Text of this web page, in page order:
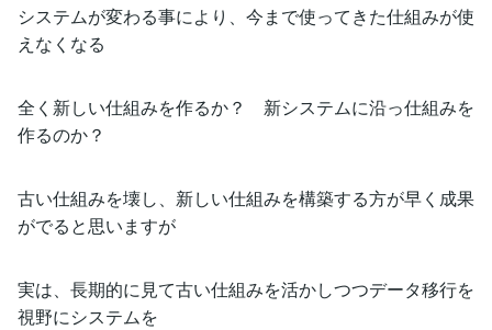
システムが変わる事により、今まで使ってきた仕組みが使
えなくなる
全く新しい仕組みを作るか？ 新システムに沿っ仕組みを
作るのか？
古い仕組みを壊し、新しい仕組みを構築する方が早く成果
がでると思いますが
実は、長期的に見て古い仕組みを活かしつつデータ移行を
視野にシステムを